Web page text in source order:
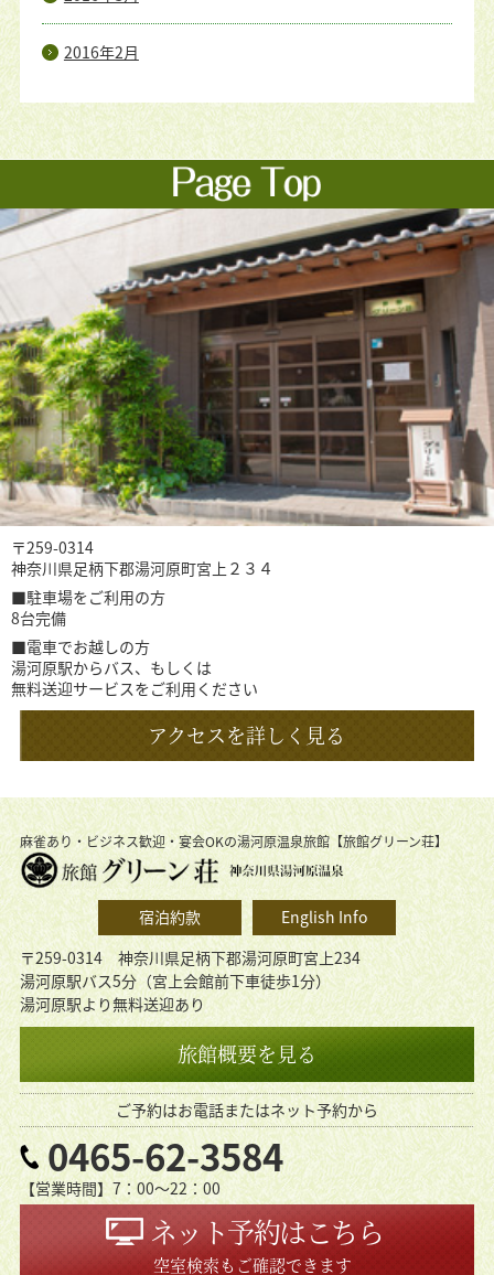
2016年2月
〒259-0314
神奈川県足柄下郡湯河原町宮上２３４
■駐車場をご利用の方
8台完備
■電車でお越しの方
湯河原駅からバス、もしくは
無料送迎サービスをご利用ください
アクセスを詳しく見る
麻雀あり・ビジネス歓迎・宴会OKの湯河原温泉旅館【旅館グリーン荘】
宿泊約款
English Info
〒259-0314 神奈川県足柄下郡湯河原町宮上234
湯河原駅バス5分（宮上会館前下車徒歩1分）
湯河原駅より無料送迎あり
旅館概要を見る
ご予約はお電話またはネット予約から
0465-62-3584
【営業時間】7：00〜22：00
ネット予約はこちら
空室検索もご確認できます